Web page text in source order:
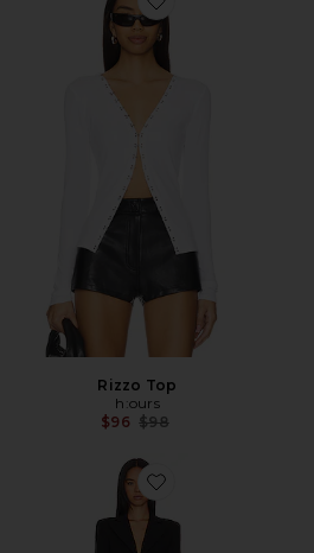
Favorite Rizzo Top
Rizzo Top
h:ours
$96 Previous price:
$98
Favorite Nana Jumpsuit